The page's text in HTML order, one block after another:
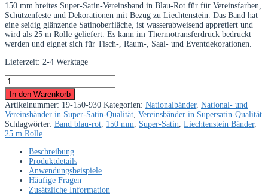
150 mm breites Super-Satin-Vereinsband in Blau-Rot für für Vereinsfarben,
Schützenfeste und Dekorationen mit Bezug zu Liechtenstein. Das Band hat
eine seidig glänzende Satinoberfläche, ist wasserabweisend appretiert und
wird als 25 m Rolle geliefert. Es kann im Thermotransferdruck bedruckt
werden und eignet sich für Tisch-, Raum-, Saal- und Eventdekorationen.
Lieferzeit: 2-4 Werktage
Vereinsband
Blau-
Rot
150
mm
Super-
Satin,
Rolle
Menge
In den Warenkorb
Artikelnummer: 19-150-930 Kategorien: Nationalbänder, National- und
Vereinsbänder in Super-Satin-Qualität Vereinsbänder in Supersatin-Qualität
Schlagwörter: Band blau-rot 150 mm Super-Satin Liechtenstein Bänder,
25 m Rolle
Beschreibung
Produktdetails
Anwendungsbeispiele
Häufige Fragen
Zusätzliche Information